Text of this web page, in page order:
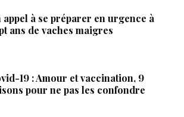
appel à se préparer en urgence à
ans de vaches maigres
19 : Amour et vaccination, 9
pour ne pas les confondre